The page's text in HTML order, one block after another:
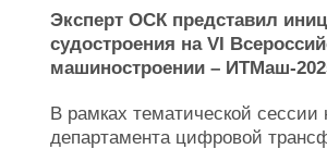
Журнал
Реклама
Эксперт ОСК представил
судостроения на VI
машиностроении – ИТМаш-
В рамках тематической
департамента цифровой